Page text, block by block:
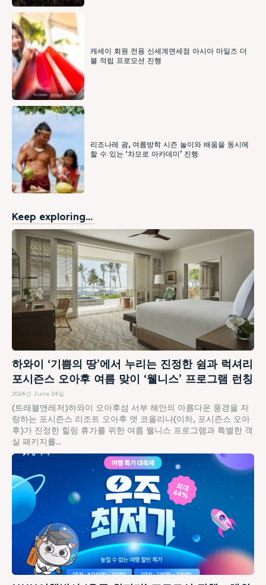
캐세이 회원 전용 신세계면세점 아시아 마일즈 더
블 적립 프로모션 진행
리조나레 괌, 여름방학 시즌 놀이와 배움을 동시에
할 수 있는 ‘차모로 아카데미’ 진행
Keep exploring...
하와이 ‘기쁨의 땅’에서 누리는 진정한 쉼과 럭셔리
포시즌스 오아후 여름 맞이 ‘웰니스’ 프로그램 런칭
2024년 June 24일
(트래블앤레저)하와이 오아후섬 서부 해안의 아름다운 풍경을 자
랑하는 포시즌스 리조트 오아후 앳 코올리나(이하, 포시즌스 오아
후)가 진정한 힐링 휴가를 위한 여름 웰니스 프로그램과 특별한 객
실 패키지를...